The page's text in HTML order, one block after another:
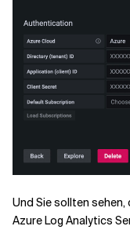
Und Sie sollten
Azure Log Analytics